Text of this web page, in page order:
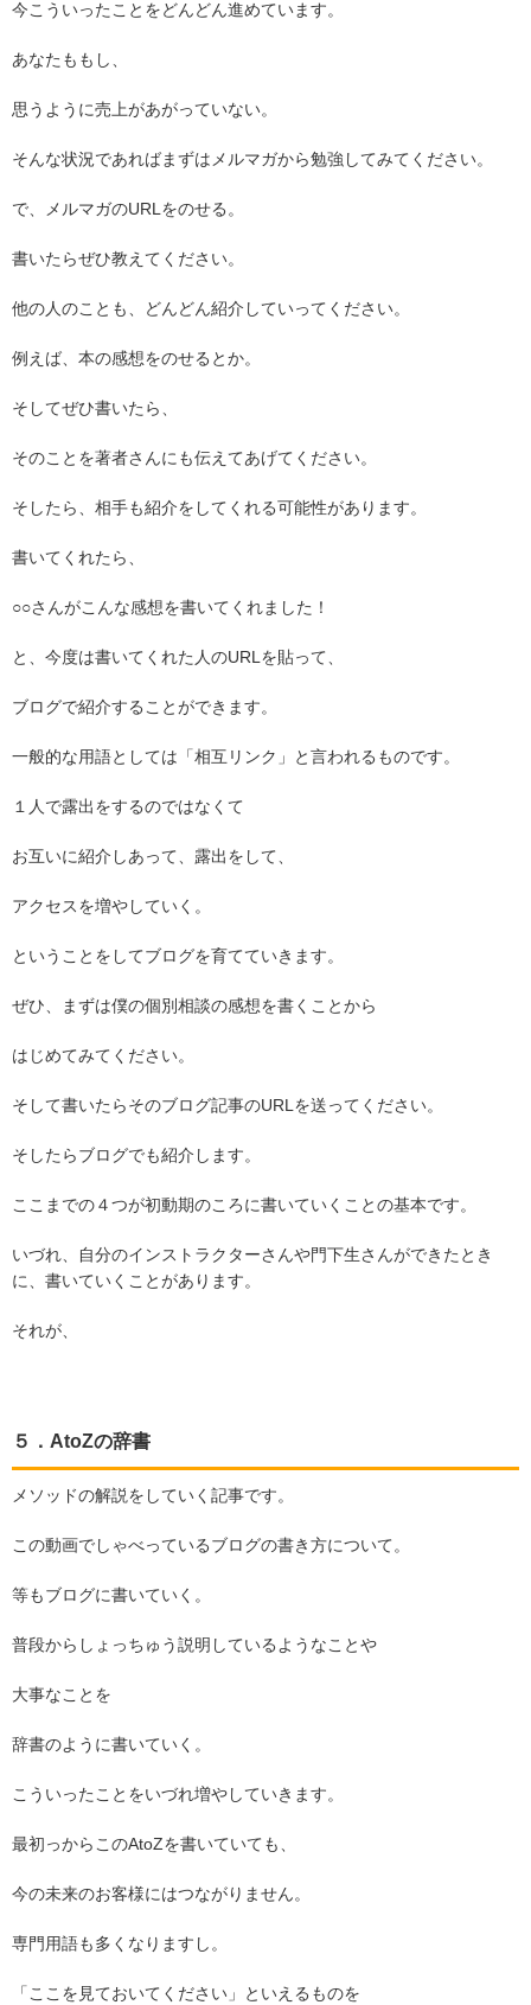
今こういったことをどんどん進めています。
あなたももし、
思うように売上があがっていない。
そんな状況であればまずはメルマガから勉強してみてください。
で、メルマガのURLをのせる。
書いたらぜひ教えてください。
他の人のことも、どんどん紹介していってください。
例えば、本の感想をのせるとか。
そしてぜひ書いたら、
そのことを著者さんにも伝えてあげてください。
そしたら、相手も紹介をしてくれる可能性があります。
書いてくれたら、
○○さんがこんな感想を書いてくれました！
と、今度は書いてくれた人のURLを貼って、
ブログで紹介することができます。
一般的な用語としては「相互リンク」と言われるものです。
１人で露出をするのではなくて
お互いに紹介しあって、露出をして、
アクセスを増やしていく。
ということをしてブログを育てていきます。
ぜひ、まずは僕の個別相談の感想を書くことから
はじめてみてください。
そして書いたらそのブログ記事のURLを送ってください。
そしたらブログでも紹介します。
ここまでの４つが初動期のころに書いていくことの基本です。
いづれ、自分のインストラクターさんや門下生さんができたとき
に、書いていくことがあります。
それが、
５． AtoZの辞書
メソッドの解説をしていく記事です。
この動画でしゃべっているブログの書き方について。
等もブログに書いていく。
普段からしょっちゅう説明しているようなことや
大事なことを
辞書のように書いていく。
こういったことをいづれ増やしていきます。
最初っからこのAtoZを書いていても、
今の未来のお客様にはつながりません。
専門用語も多くなりますし。
「ここを見ておいてください」といえるものを